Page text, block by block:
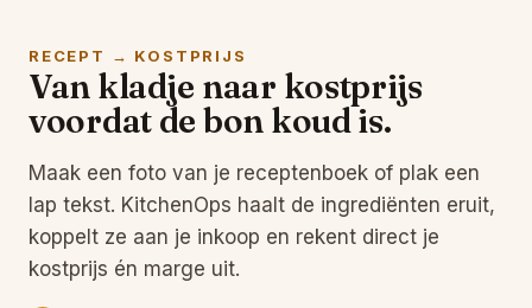
RECEPT → KOSTPRIJS
Van kladje naar kostprijs
voordat de bon koud is.
Maak een foto van je receptenboek of plak een
lap tekst. KitchenOps haalt de ingrediënten eruit,
koppelt ze aan je inkoop en rekent direct je
kostprijs én marge uit.